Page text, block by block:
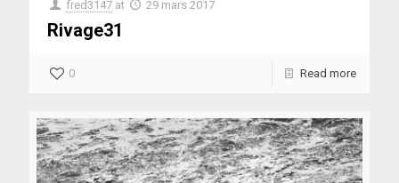
fred3147 at 29 mars 2017
Rivage31
0 Read more